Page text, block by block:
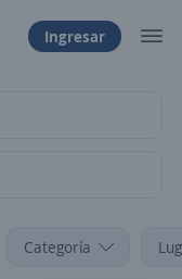
Ingresar
Categoría